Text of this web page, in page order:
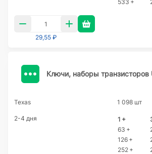
533 +
29,55 ₽
Ключи, наборы транзисторов
Texas 1 098 шт
2-4 дня 1 +
63 +
126 +
252 +